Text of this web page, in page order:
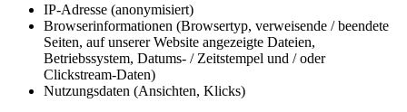
IP-Adresse (anonymisiert)
Browserinformationen (Browsertyp, verweisende / beendete
Seiten, auf unserer Website angezeigte Dateien,
Betriebssystem, Datums- / Zeitstempel und / oder
Clickstream-Daten)
Nutzungsdaten (Ansichten, Klicks)